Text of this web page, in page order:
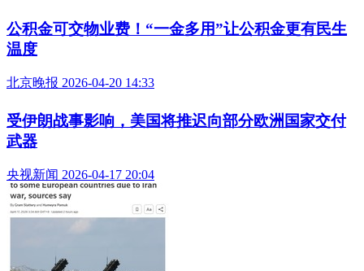
公积金可交物业费！“一金多用”让公积金更有民生
温度
北京晚报 2026-04-20 14:33
受伊朗战事影响，美国将推迟向部分欧洲国家交付
武器
央视新闻 2026-04-17 20:04